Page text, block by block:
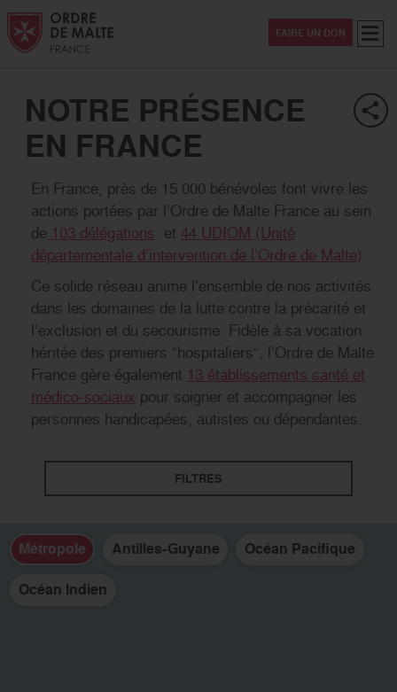
Aller au contenu
Aller à la recherche
Aller au menu
FAIRE UN DON
NOTRE PRÉSENCE
EN FRANCE
En France, près de 15 000 bénévoles font vivre les
actions portées par l’Ordre de Malte France au sein
de 103 délégations et 44 UDIOM (Unité
départementale d’intervention de l’Ordre de Malte)
Ce solide réseau anime l’ensemble de nos activités
dans les domaines de la lutte contre la précarité et
l’exclusion et du secourisme. Fidèle à sa vocation
héritée des premiers “hospitaliers”, l’Ordre de Malte
France gère également 13 établissements santé et
médico-sociaux pour soigner et accompagner les
personnes handicapées, autistes ou dépendantes.
FILTRES
Solidarité
Secourisme
Établissements santé et médico-sociaux
Handicap
Métropole Antilles-Guyane
Océan Pacifique
Océan Indien